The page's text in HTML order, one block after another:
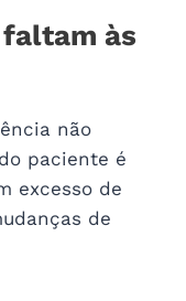
às
não
paciente é
excesso de
de